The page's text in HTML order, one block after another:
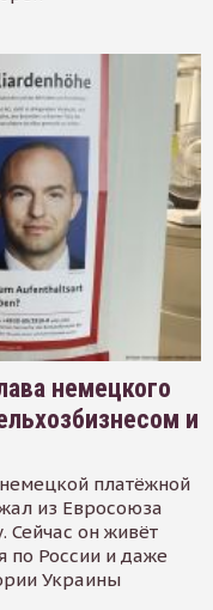
немецкого
и
платёжной
из Евросоюза
Сейчас он живёт
по России и даже
Украины